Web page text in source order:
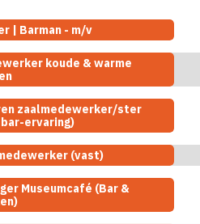
| Barman - m/v
koude & warme
zaalmedewerker/ster
ervaring)
(vast)
Museumcafé (Bar &